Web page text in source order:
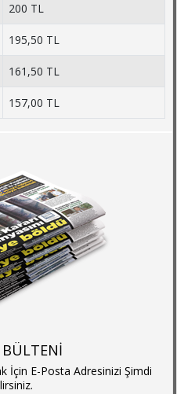
200 TL
195,50 TL
161,50 TL
157,00 TL
BÜLTENİ
İçin E-Posta Adresinizi Şimdi